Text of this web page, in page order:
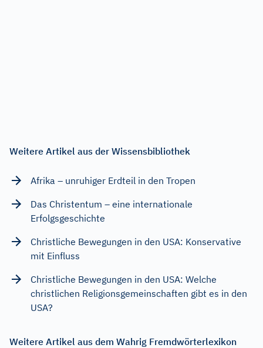
Weitere Artikel aus der Wissensbibliothek
Afrika – unruhiger Erdteil in den Tropen
Das Christentum – eine internationale
Erfolgsgeschichte
Christliche Bewegungen in den USA: Konservative
mit Einfluss
Christliche Bewegungen in den USA: Welche
christlichen Religionsgemeinschaften gibt es in den
USA?
Weitere Artikel aus dem Wahrig Fremdwörterlexikon